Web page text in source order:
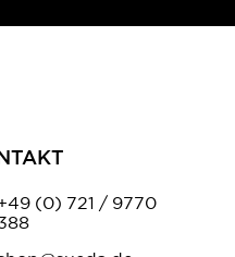
(0) 721 / 9770